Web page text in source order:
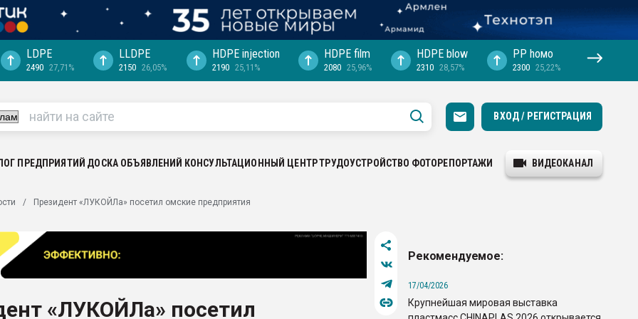
выходит на
рынке
LDPE
2490 27,71%
LLDPE
2150 26,05%
HDPE injection
2190 25,11%
HDPE film
2080 25,96%
HDPE blow
2310 28,57%
PP hомо
2300 25,22%
ВХОД / РЕГИСТРАЦИЯ
ПРЕДПРИЯТИЙ ДОСКА ОБЪЯВЛЕНИЙ КОНСУЛЬТАЦИОННЫЙ ЦЕНТРТРУДОУСТРОЙСТВО ФОТОРЕПОРТАЖИ ВИДЕОКАНАЛ
Президент «ЛУКОЙЛа» посетил омские предприятия
«ЛУКОЙЛа» посетил
Рекомендуемое:
17/04/2026
Крупнейшая мировая выставка